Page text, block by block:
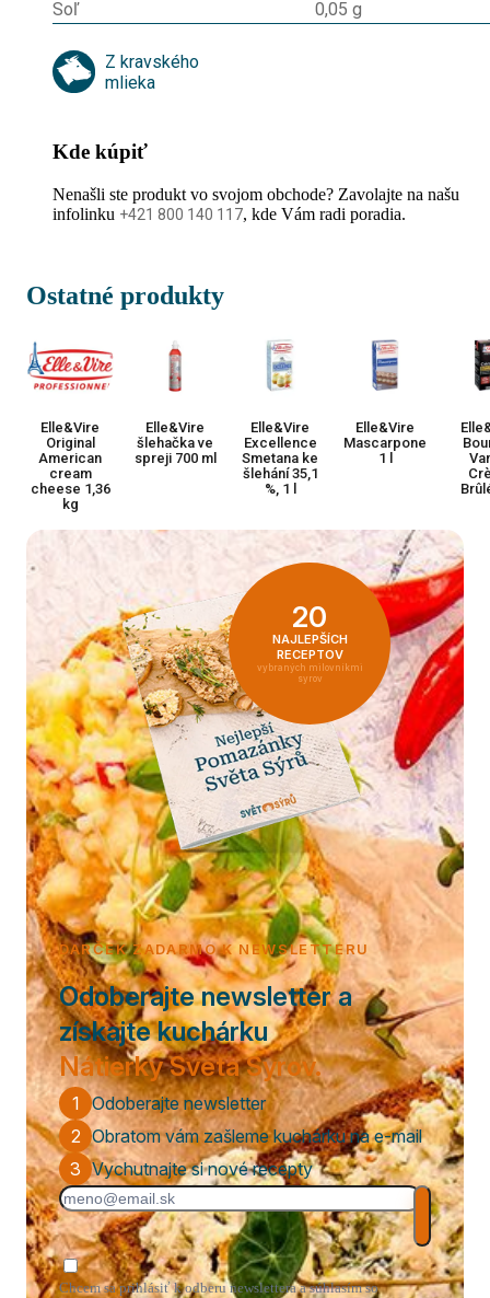
Soľ
0,05 g
Z kravského
mlieka
Kde kúpiť
Nenašli ste produkt vo svojom obchode? Zavolajte na našu
infolinku +421 800 140 117, kde Vám radi poradia.
Ostatné produkty
Elle&Vire
Original
American
cream
cheese 1,36
kg
Elle&Vire
šlehačka ve
spreji 700 ml
Elle&Vire
Excellence
Smetana ke
šlehání 35,1
%, 1 l
Elle&Vire
Mascarpone
1 l
20
NAJLEPŠÍCH
RECEPTOV
vybraných milovníkmi
syrov
DARČEK ZADARMO K NEWSLETTERU
Odoberajte newsletter a
získajte kuchárku
Nátierky Sveta Syrov.
1 Odoberajte newsletter
2 Obratom vám zašleme kuchárku na e-mail
3 Vychutnajte si nové recepty
Chcem sa prihlásiť k odberu newslettera a súhlasím so